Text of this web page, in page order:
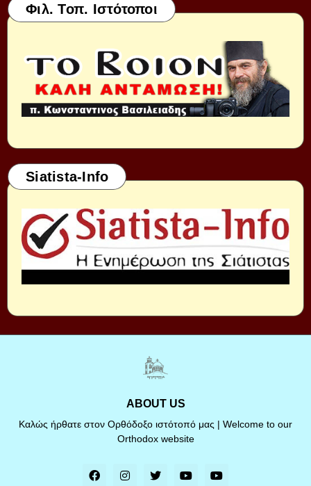
Φιλ. Τοπ. Ιστότοποι
Siatista-Info
ABOUT US
Καλώς ήρθατε στον Ορθόδοξο ιστότοπό μας | Welcome to our
Orthodox website